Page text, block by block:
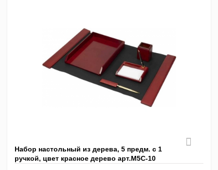
Набор настольный из дерева, 5 предм. с 1
ручкой, цвет красное дерево арт.M5C-10